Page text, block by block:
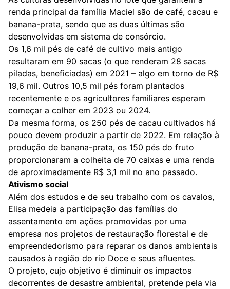
renda principal da família Maciel são de café, cacau e
banana-prata, sendo que as duas últimas são
desenvolvidas em sistema de consórcio.
Os 1,6 mil pés de café de cultivo mais antigo
resultaram em 90 sacas (o que renderam 28 sacas
piladas, beneficiadas) em 2021 – algo em torno de R$
19,6 mil. Outros 10,5 mil pés foram plantados
recentemente e os agricultores familiares esperam
começar a colher em 2023 ou 2024.
Da mesma forma, os 250 pés de cacau cultivados há
pouco devem produzir a partir de 2022. Em relação à
produção de banana-prata, os 150 pés do fruto
proporcionaram a colheita de 70 caixas e uma renda
de aproximadamente R$ 3,1 mil no ano passado.
Ativismo social
Além dos estudos e de seu trabalho com os cavalos,
Elisa medeia a participação das famílias do
assentamento em ações promovidas por uma
empresa nos projetos de restauração florestal e de
empreendedorismo para reparar os danos ambientais
causados à região do rio Doce e seus afluentes.
O projeto, cujo objetivo é diminuir os impactos
decorrentes de desastre ambiental, pretende pela via